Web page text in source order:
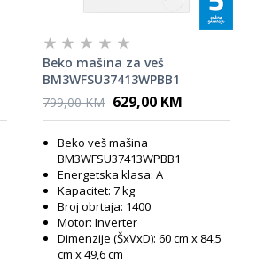
Beko mašina za veš
BM3WFSU37413WPBB1
799,00 KM 629,00 KM
Beko veš mašina
BM3WFSU37413WPBB1
Energetska klasa: A
Kapacitet: 7 kg
Broj obrtaja: 1400
Motor: Inverter
Dimenzije (ŠxVxD): 60 cm x 84,5
cm x 49,6 cm